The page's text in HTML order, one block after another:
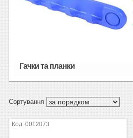
Гачки та планки
0012073